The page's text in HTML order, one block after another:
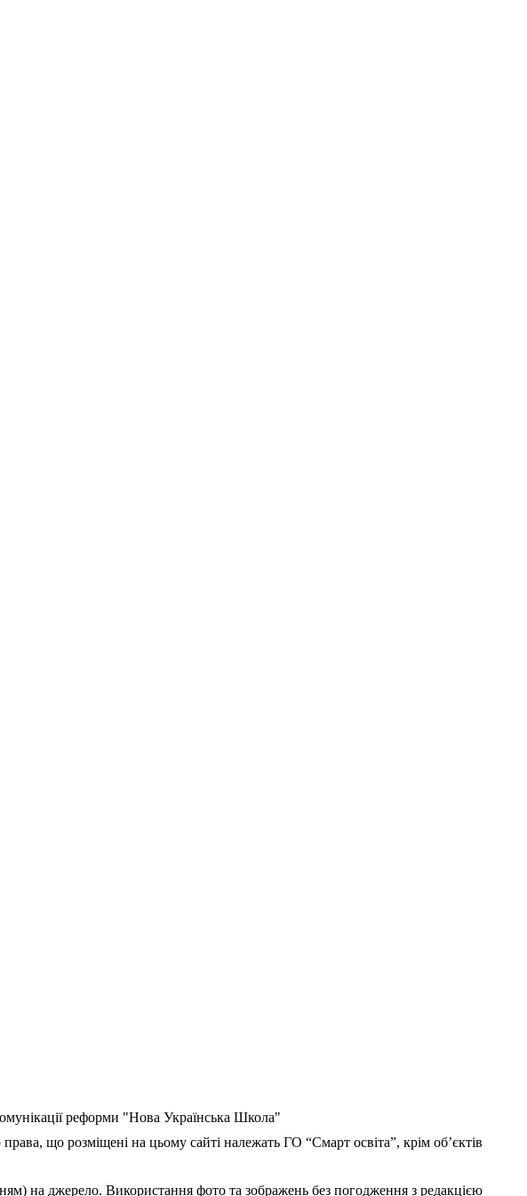
реформи "Нова Українська Школа"
що розміщені на цьому сайті належать ГО “Смарт освіта”, крім об’єктів
на джерело. Використання фото та зображень без погодження з редакцією